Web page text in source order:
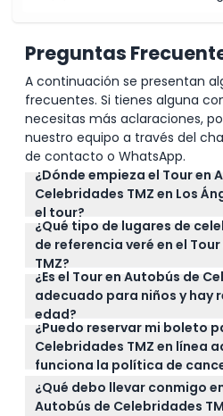
Preguntas
A continuación se presentan
frecuentes. Si tienes alguna
necesitas más aclaraciones,
nuestro equipo a través del
de contacto o WhatsApp.
¿Dónde empieza el Tour en
Celebridades TMZ en Los
el tour?
El tour sale del Hard Rock
Hollywood y dura
cubriendo Hollywood, West
Es un tour de ida y vuelta
bordo (sujeto a cambios —
momento de la reserva).
¿Qué tipo de lugares de
de referencia veré en el
TMZ?
Pasarás por lugares famosos
Fama de Hollywood, el Teatro
Strip, el Chateau Marmont y
puntos icónicos presentados
TMZ durante la última
¿Es el Tour en Autobús de
adecuado para niños y hay
edad?
Los niños de 0 a 2 años
los niños de 0 a 15 deben
un adulto que pague.
adelante paga la tarifa de
¿Puedo reservar mi boleto
Celebridades TMZ en línea
funciona la política de
Sí, puedes reservar tus
en este sitio web. Si cancelas
¿Qué debo llevar conmigo
Autobús de Celebridades